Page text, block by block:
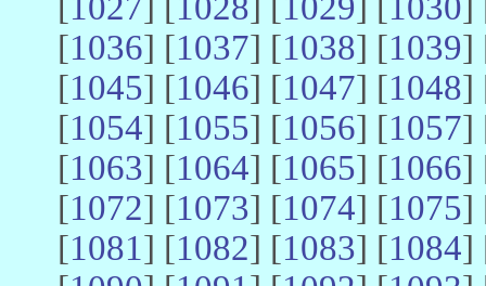
[1036] [1037] [1038] [1039]
[1045] [1046] [1047] [1048]
[1054] [1055] [1056] [1057]
[1063] [1064] [1065] [1066]
[1072] [1073] [1074] [1075]
[1081] [1082] [1083] [1084]